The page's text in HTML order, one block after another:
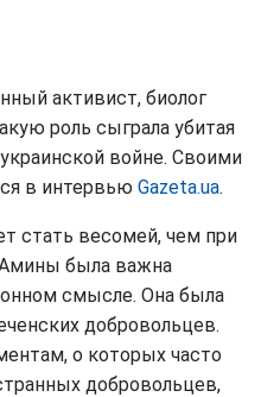
активист, биолог
роль сыграла убитая
войне. Своими
в интервью Gazeta.ua.
стать весомей, чем при
была важна
смысле. Она была
добровольцев.
о которых часто
добровольцев,